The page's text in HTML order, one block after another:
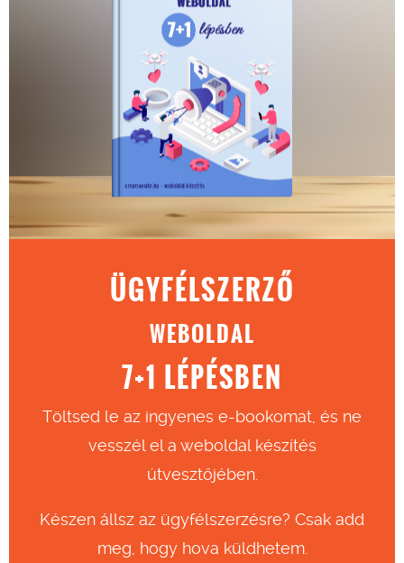
ÜGYFÉLSZERZŐ
WEBOLDAL
7+1 LÉPÉSBEN
Töltsed le az ingyenes e-bookomat, és ne
vesszél el a weboldal készítés
útvesztőjében.
Készen állsz az ügyfélszerzésre? Csak add
meg, hogy hova küldhetem.